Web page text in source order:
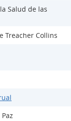
Salud de las
Treacher Collins